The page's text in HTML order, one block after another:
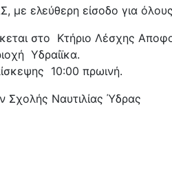
με ελεύθερη είσοδο για
στο Κτήριο Λέσχης
Υδραίϊκα.
10:00 πρωινή.
Σχολής Ναυτιλίας Ύδρας